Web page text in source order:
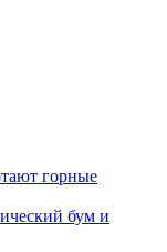
горные
бум и